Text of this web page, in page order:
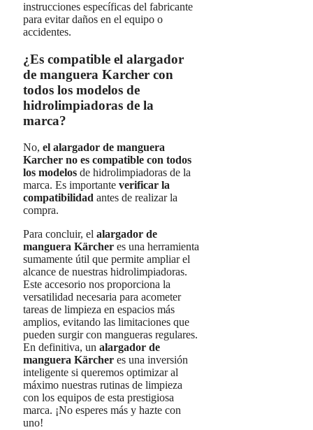
instrucciones específicas del fabricante
para evitar daños en el equipo o
accidentes.
¿Es compatible el alargador
de manguera Karcher con
todos los modelos de
hidrolimpiadoras de la
marca?
No, el alargador de manguera
Karcher no es compatible con todos
los modelos de hidrolimpiadoras de la
marca. Es importante verificar la
compatibilidad antes de realizar la
compra.
Para concluir, el alargador de
manguera Kärcher es una herramienta
sumamente útil que permite ampliar el
alcance de nuestras hidrolimpiadoras.
Este accesorio nos proporciona la
versatilidad necesaria para acometer
tareas de limpieza en espacios más
amplios, evitando las limitaciones que
pueden surgir con mangueras regulares.
En definitiva, un alargador de
manguera Kärcher es una inversión
inteligente si queremos optimizar al
máximo nuestras rutinas de limpieza
con los equipos de esta prestigiosa
marca. ¡No esperes más y hazte con
uno!